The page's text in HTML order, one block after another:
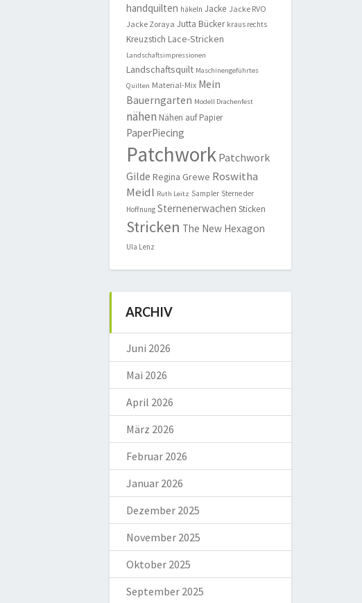
handquilten häkeln Jacke Jacke RVO
Jacke Zoraya Jutta Bücker kraus rechts
Kreuzstich Lace-Stricken
Landschaftsimpressionen
Landschaftsquilt Maschinengeführtes
Quilten Material-Mix Mein
Bauerngarten Modell Drachenfest
nähen Nähen auf Papier
PaperPiecing
Patchwork Patchwork
Gilde Regina Grewe Roswitha
Meidl Ruth Leitz Sampler Sterne der
Hoffnung Sternenerwachen Sticken
Stricken The New Hexagon
Ula Lenz
ARCHIV
Juni 2026
Mai 2026
April 2026
März 2026
Februar 2026
Januar 2026
Dezember 2025
November 2025
Oktober 2025
September 2025